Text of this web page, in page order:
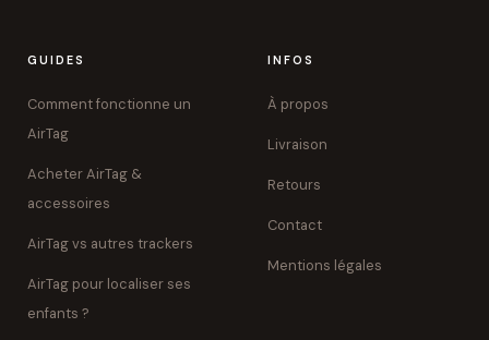
GUIDES
Comment fonctionne un
AirTag
Acheter AirTag &
accessoires
AirTag vs autres trackers
AirTag pour localiser ses
enfants ?
INFOS
À propos
Livraison
Retours
Contact
Mentions légales